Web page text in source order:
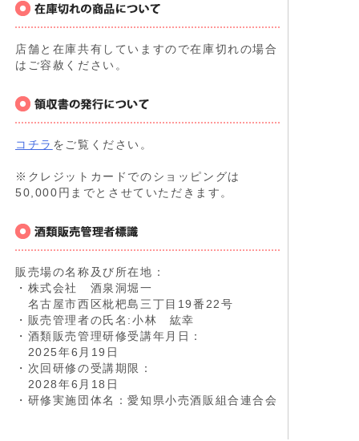
店舗と在庫共有していますので在庫切れの場合
はご容赦ください。
コチラ をご覧ください。
※クレジットカードでのショッピングは
50,000円までとさせていただきます。
販売場の名称及び所在地：
・株式会社 酒泉洞堀一
名古屋市西区枇杷島三丁目19番22号
・販売管理者の氏名:小林 紘幸
・酒類販売管理研修受講年月日：
2025年6月19日
・次回研修の受講期限：
2028年6月18日
・研修実施団体名：愛知県小売酒販組合連合会